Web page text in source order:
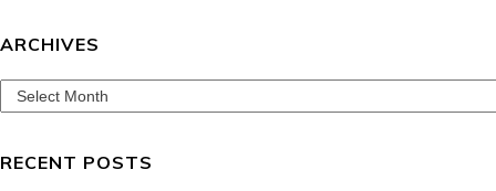
ARCHIVES
Archives
RECENT POSTS